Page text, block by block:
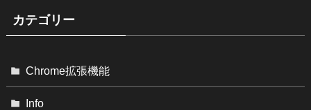
カテゴリー
Chrome拡張機能
Info